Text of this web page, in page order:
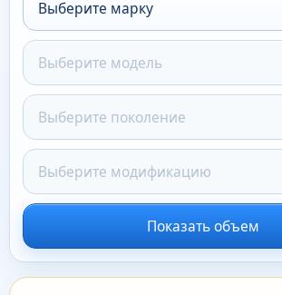
Показать объем